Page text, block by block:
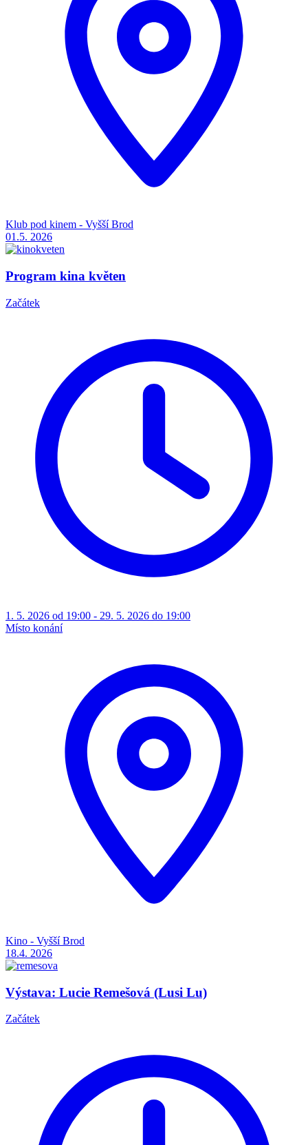
Klub pod kinem - Vyšší Brod
01.5. 2026
Program kina květen
Začátek
1. 5. 2026 od 19:00 - 29. 5. 2026 do 19:00
Místo konání
Kino - Vyšší Brod
18.4. 2026
Výstava: Lucie Remešová (Lusi Lu)
Začátek